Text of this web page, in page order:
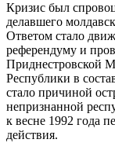
Кризис был
делавшего
Ответом стало
референдуму и
Приднестровской
Республики в
стало причиной
непризнанной
к весне 1992 года
действия.